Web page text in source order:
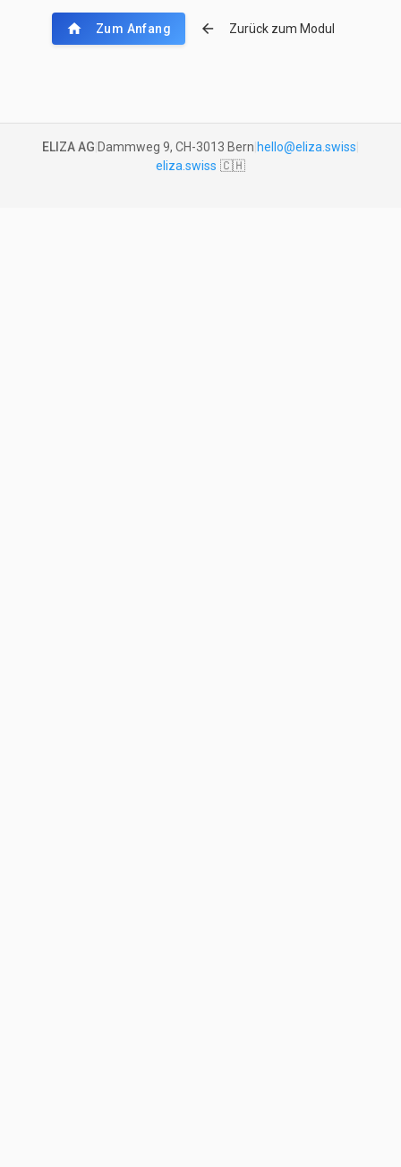
home Zum Anfang arrow_back Zurück zum Modul
ELIZA AG Dammweg 9, CH-3013 Bern hello@eliza.swiss
eliza.swiss 🇨🇭